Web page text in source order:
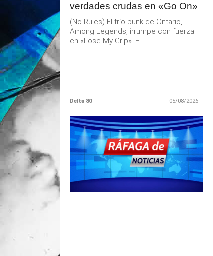
verdades crudas en «Go On»
(No Rules) El trío punk de Ontario,
Among Legends, irrumpe con fuerza
en «Lose My Grip». El...
Delta 80 05/08/2026
LEER
MAS